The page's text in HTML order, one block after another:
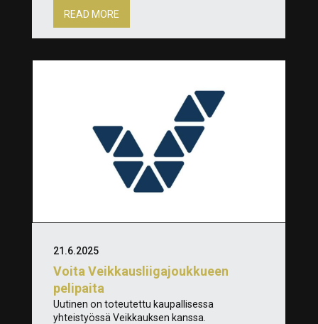
READ MORE
Voita Veikkausliigajoukkueen
pelipaita
21.6.2025
Uutinen on toteutettu kaupallisessa
yhteistyössä Veikkauksen kanssa.